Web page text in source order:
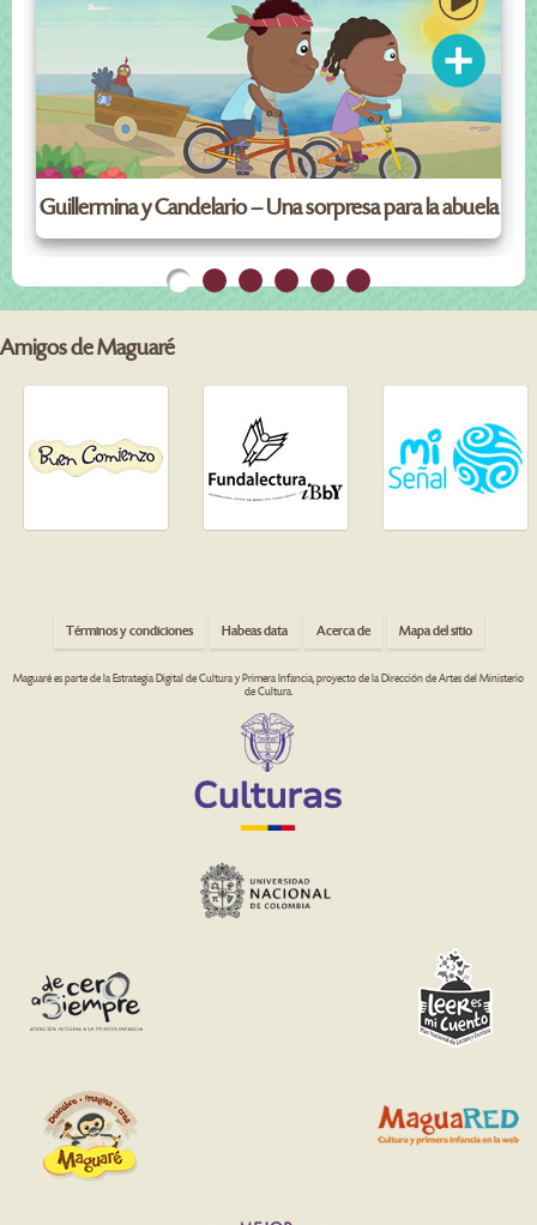
Guillermina y Candelario – Una sorpresa para la abuela
Amigos de Maguaré
Términos y condiciones Habeas data Acerca de Mapa del sitio
Maguaré es parte de la Estrategia Digital de Cultura y Primera Infancia, proyecto de la Dirección de Artes del Ministerio
de Cultura.